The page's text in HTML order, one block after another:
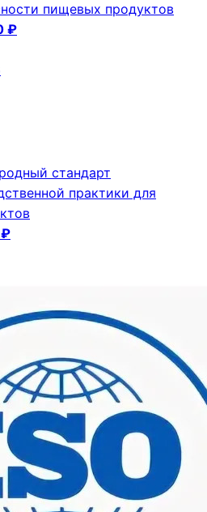
пищевых продуктов
₽
стандарт
практики для